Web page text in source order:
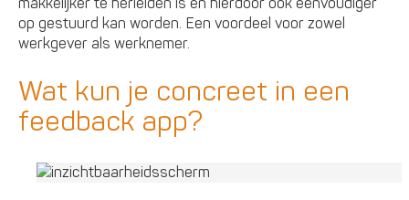
op gestuurd kan worden. Een voordeel voor zowel
werkgever als werknemer.
Wat kun je concreet in een
feedback app?